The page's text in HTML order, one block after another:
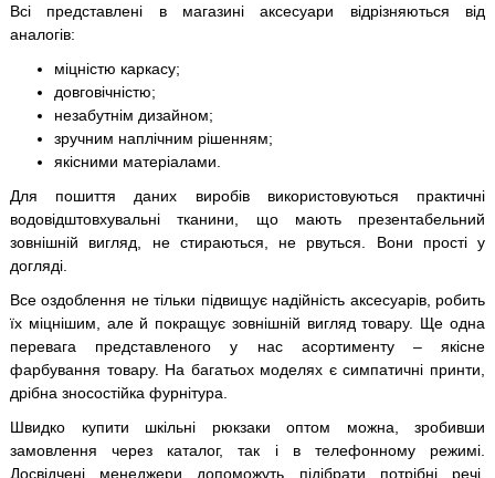
Всі представлені в магазині аксесуари відрізняються від
аналогів:
міцністю каркасу;
довговічністю;
незабутнім дизайном;
зручним наплічним рішенням;
якісними матеріалами.
Для пошиття даних виробів використовуються практичні
водовідштовхувальні тканини, що мають презентабельний
зовнішній вигляд, не стираються, не рвуться. Вони прості у
догляді.
Все оздоблення не тільки підвищує надійність аксесуарів, робить
їх міцнішим, але й покращує зовнішній вигляд товару. Ще одна
перевага представленого у нас асортименту – якісне
фарбування товару. На багатьох моделях є симпатичні принти,
дрібна зносостійка фурнітура.
Швидко купити шкільні рюкзаки оптом можна, зробивши
замовлення через каталог, так і в телефонному режимі.
Досвідчені менеджери допоможуть підібрати потрібні речі,